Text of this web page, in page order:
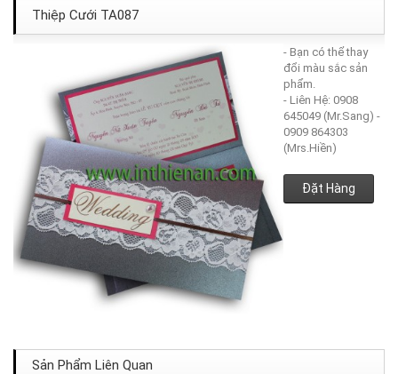
Thiệp Cưới TA087
- Bạn có thể thay
đổi màu sắc sản
phẩm.
- Liên Hệ: 0908
645049 (Mr.Sang) -
0909 864303
(Mrs.Hiền)
Đặt Hàng
Sản Phẩm Liên Quan